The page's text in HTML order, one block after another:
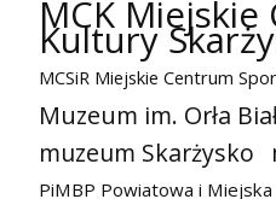
MCK Miejskie
Kultury
MCSiR Miejskie Centrum
Muzeum im. Orła
muzeum Skarżysko
PiMBP Powiatowa i